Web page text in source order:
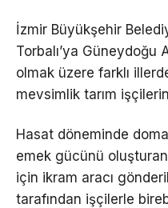
İzmir Büyükşehir
Torbalı’ya Güneydoğu
olmak üzere farklı
mevsimlik tarım
Hasat döneminde
emek gücünü
için ikram aracı
tarafından işçilerle